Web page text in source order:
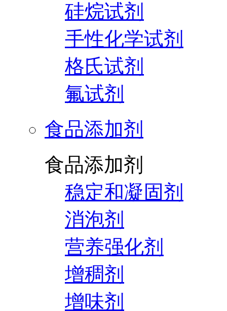
硅烷试剂
手性化学试剂
格氏试剂
氟试剂
食品添加剂
食品添加剂
稳定和凝固剂
消泡剂
营养强化剂
增稠剂
增味剂